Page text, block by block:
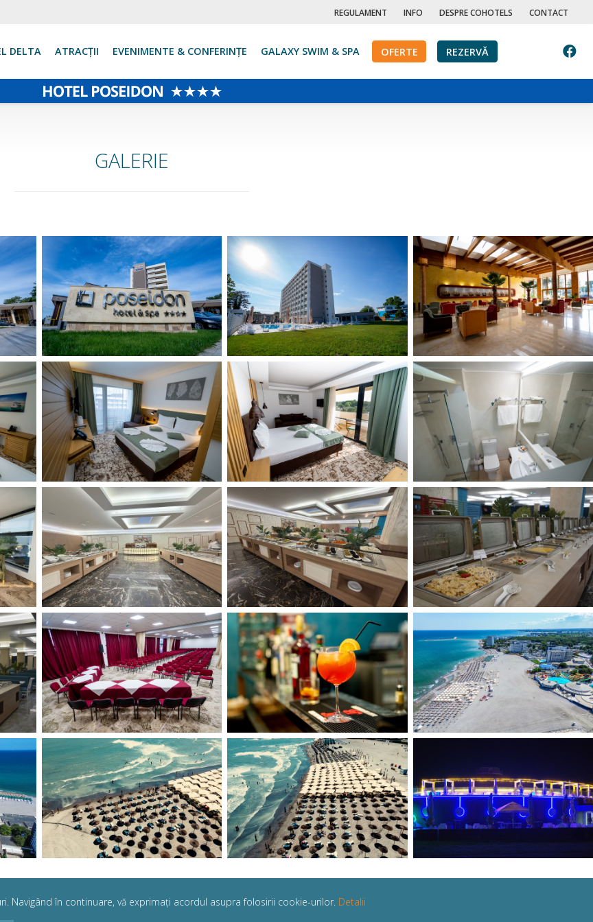
REGULAMENT INFO DESPRE COHOTELS CONTACT
DELTA ATRACŢII EVENIMENTE & CONFERINȚE GALAXY SWIM & SPA OFERTE REZERVĂ
GALERIE
Navigând în continuare, vă exprimați acordul asupra folosirii cookie-urilor. Detalii